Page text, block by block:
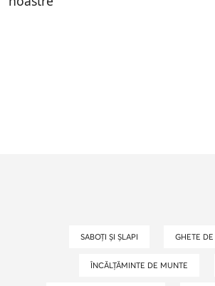
SABOȚI ȘI ȘLAPI GHETE
ÎNCĂLȚĂMINTE DE MUNTE